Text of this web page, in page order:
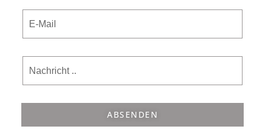
ABSENDEN